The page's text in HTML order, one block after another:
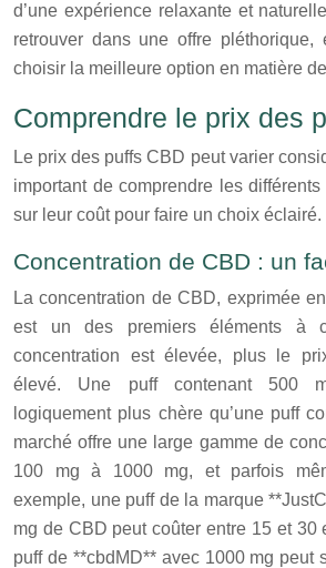
d’une expérience relaxante et
retrouver dans une offre pléthorique,
choisir la meilleure option en matière
Comprendre le prix des
Le prix des puffs CBD peut varier
important de comprendre les
sur leur coût pour faire un choix éclairé.
Concentration de CBD : un
La concentration de CBD, exprimée
est un des premiers éléments à
concentration est élevée, plus le
élevé. Une puff contenant 500
logiquement plus chère qu’une puff
marché offre une large gamme de
100 mg à 1000 mg, et parfois
exemple, une puff de la marque
mg de CBD peut coûter entre 15 et 30
puff de **cbdMD** avec 1000 mg peut